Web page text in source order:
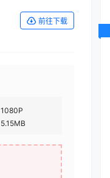
前往下载
1080P
5.15MB